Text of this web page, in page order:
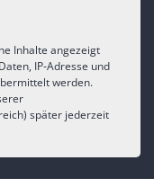
Inhalte angezeigt
IP-Adresse und
werden.
später jederzeit